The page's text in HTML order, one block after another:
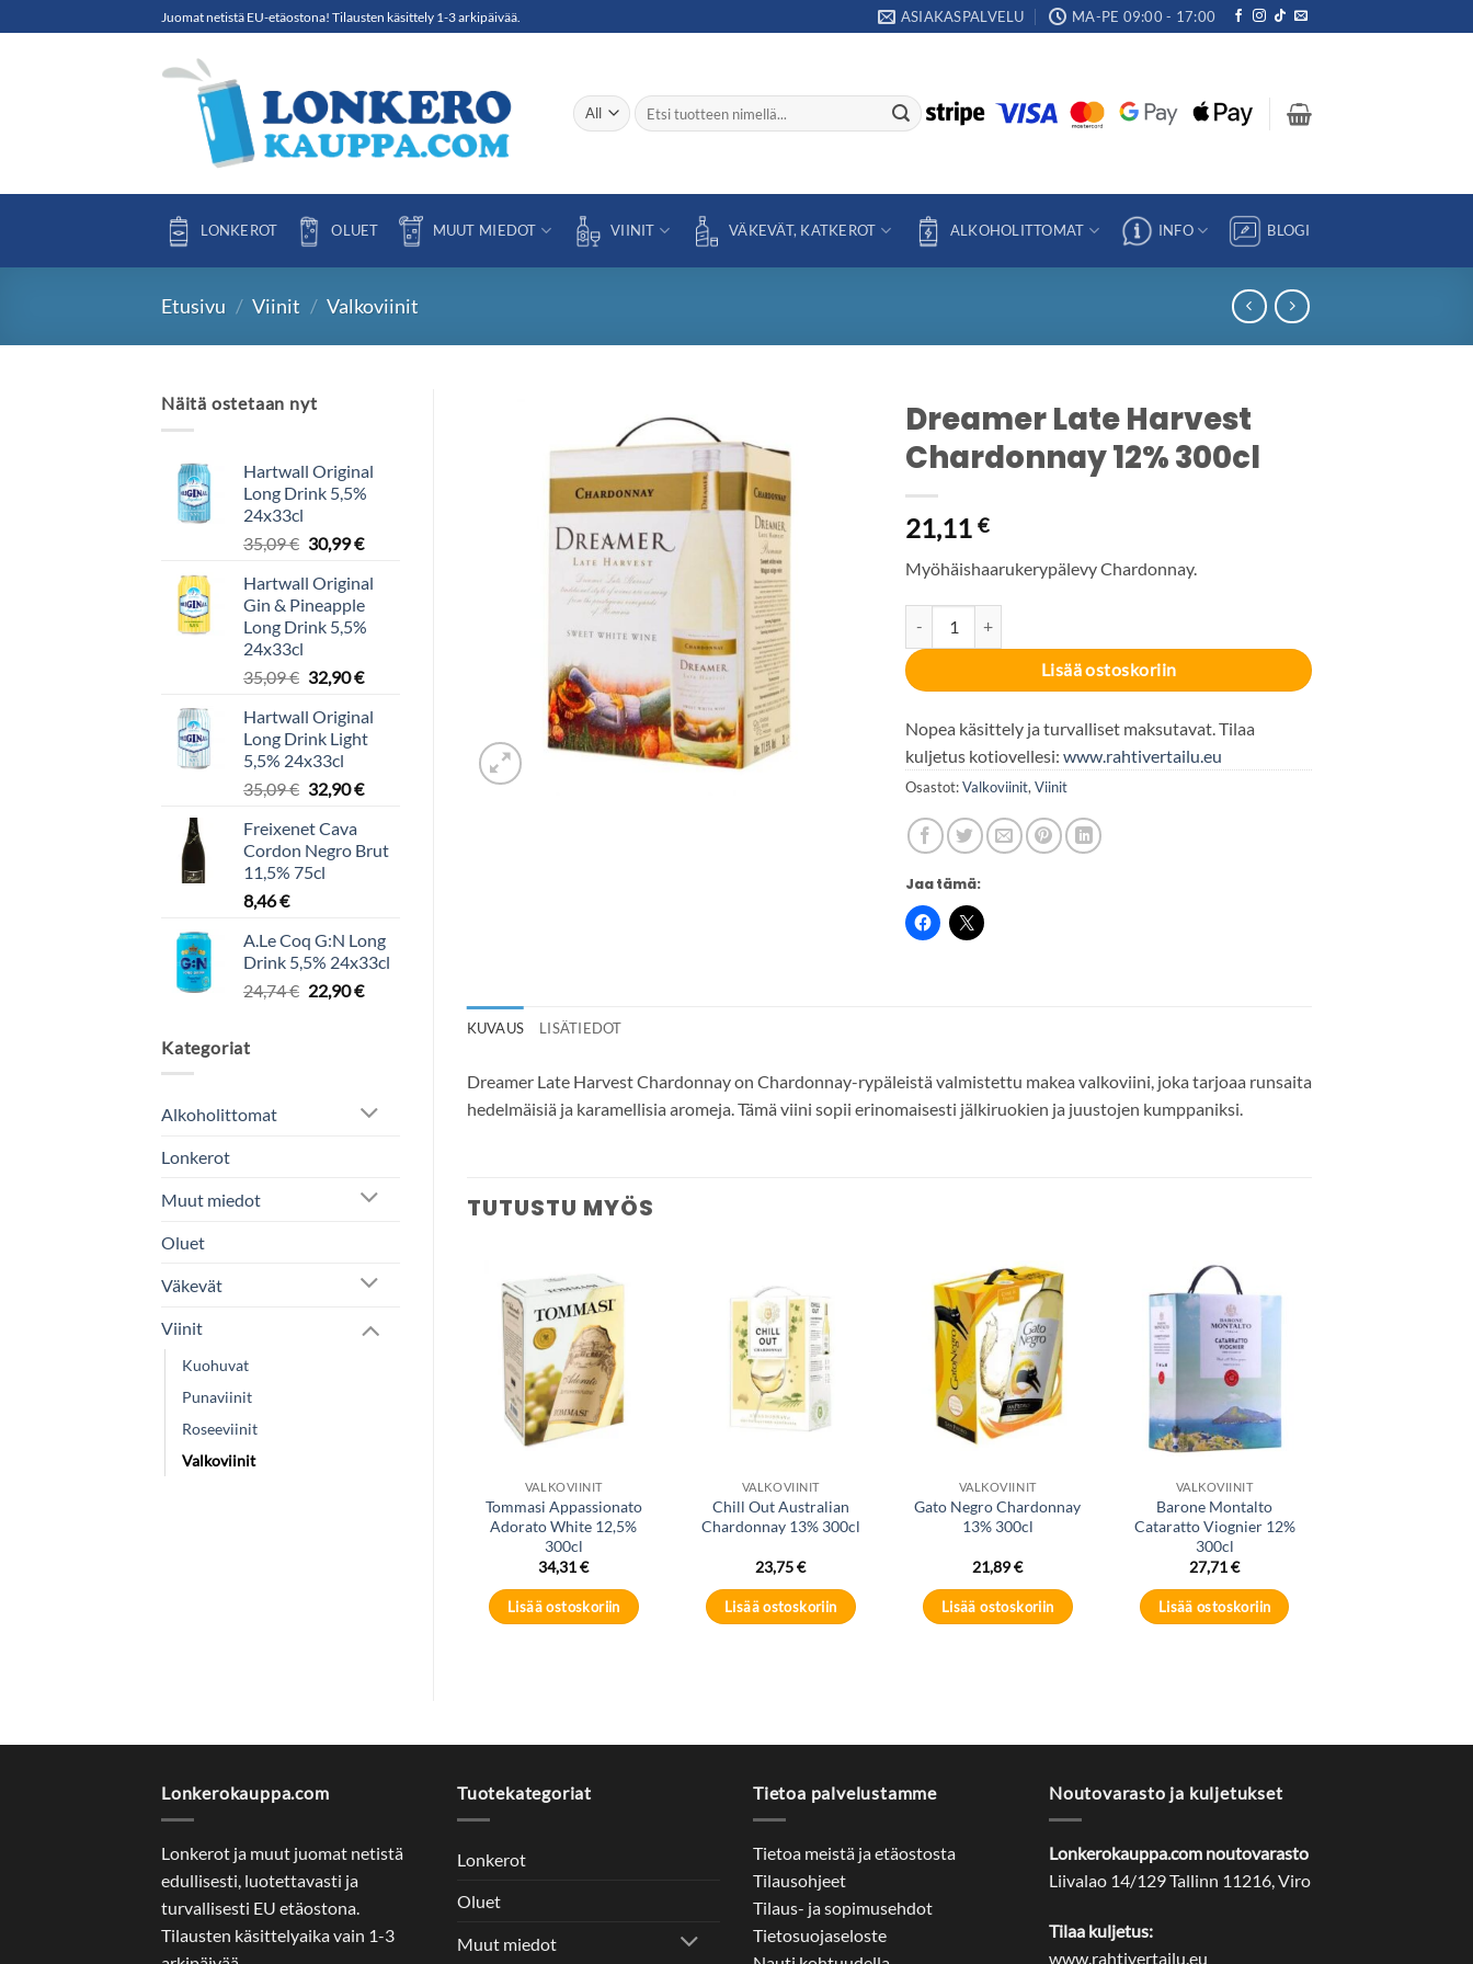
to
Juomat netistä EU-etäostona! Tilausten käsittely 1-3 arkipäivää. ASIAKASPALVELU MA-PE 09:00 - 17:00
Etsi:
LONKEROT OLUET MUUT MIEDOT VIINIT VÄKEVÄT, KATKEROT ALKOHOLITTOMAT INFO BLOGI
Etusivu / Viinit / Valkoviinit
Näitä ostetaan nyt
Hartwall Original
Long Drink 5,5%
24x33cl
35,09€ Alkuperäinen
oli:
35,09 €.
30,99€Nykyinen
on:
30,99 €.
Hartwall Original
Gin & Pineapple
Long Drink 5,5%
24x33cl
35,09€ Alkuperäinen
oli:
35,09 €.
32,90€Nykyinen
on:
32,90 €.
Hartwall Original
Long Drink Light
5,5% 24x33cl
35,09€ Alkuperäinen
oli:
35,09 €.
32,90€Nykyinen
32,90 €.
Freixenet Cava
Cordon Negro Brut
11,5% 75cl
8,46€
A.Le Coq G:N Long
Drink 5,5% 24x33cl
24,74€ Alkuperäinen
22,90€Nykyinen
Kategoriat
Alkoholittomat
Lonkerot
Muut miedot
Oluet
Väkevät
Viinit
Kuohuvat
Punaviinit
Roseeviinit
Valkoviinit
Dreamer Late Harvest
Chardonnay 12% 300cl
21,11€
Myöhäishaarukerypälevy Chardonnay.
Lisää ostoskoriin
Nopea käsittely ja turvalliset maksutavat. Tilaa
kuljetus kotiovellesi:www.rahtivertailu.eu
Osastot:Valkoviinit,Viinit
Jaa tämä:
KUVAUS LISÄTIEDOT
Dreamer Late Harvest Chardonnay on Chardonnay-rypäleistä valmistettu makea valkoviini, joka tarjoaa runsaita
hedelmäisiä ja karamellisia aromeja. Tämä viini sopii erinomaisesti jälkiruokien ja juustojen kumppaniksi.
TUTUSTU MYÖS
Add to
wishlist
VALKOVIINIT
Tommasi Appassionato
Adorato White 12,5%
300cl
34,31€
Lisää ostoskoriin
Add to
wishlist
VALKOVIINIT
Chill Out Australian
Chardonnay 13% 300cl
23,75€
Lisää ostoskoriin
Add to
wishlist
VALKOVIINIT
Gato Negro Chardonnay
13% 300cl
21,89€
Lisää ostoskoriin
Add to
VALKOVIINIT
Barone Montalto
Cataratto Viognier 12%
300cl
27,71€
Lisää ostoskoriin
wishlist
Lonkerokauppa.com
Lonkerot ja muut juomat netistä
edullisesti, luotettavasti ja
turvallisesti EU etäostona.
Tilausten käsittelyaika vain 1-3
Tuotekategoriat
Lonkerot
Oluet
Muut miedot
Tietoa palvelustamme
Tietoa meistä ja etäostosta
Tilausohjeet
Tilaus- ja sopimusehdot
Tietosuojaseloste
Noutovarasto ja kuljetukset
Lonkerokauppa.com noutovarasto
Liivalao 14/129 Tallinn 11216, Viro
Tilaa kuljetus:
www.rahtivertailu.eu